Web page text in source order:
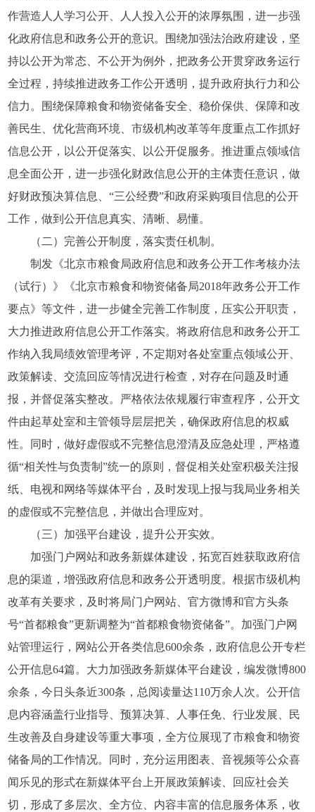
作营造人人学习公开、人人投入公开的浓厚氛围，进一步强
化政府信息和政务公开的意识。围绕加强法治政府建设，坚
持以公开为常态、不公开为例外，把政务公开贯穿政务运行
全过程，持续推进政务工作公开透明，提升政府执行力和公
信力。围绕保障粮食和物资储备安全、稳价保供、保障和改
善民生、优化营商环境、市级机构改革等年度重点工作抓好
信息公开，以公开促落实、以公开促服务。推进重点领域信
息全面公开，进一步强化财政信息公开的主体责任意识，做
好财政预决算信息、“三公经费”和政府采购项目信息的公开
工作，做到公开信息真实、清晰、易懂。
（二）完善公开制度，落实责任机制。
制发《北京市粮食局政府信息和政务公开工作考核办法
（试行）》《北京市粮食和物资储备局2018年政务公开工作
要点》等文件，进一步健全完善工作制度，压实公开职责，
大力推进政府信息公开工作落实。将政府信息和政务公开工
作纳入我局绩效管理考评，不定期对各处室重点领域公开、
政策解读、交流回应等情况进行检查，对存在问题及时通
报，并督促落实整改。严格依法依规履行审查程序，公开文
件由起草处室和主管领导层层把关，确保政府信息的权威
性。同时，做好虚假或不完整信息澄清及应急处理，严格遵
循“相关性与负责制”统一的原则，督促相关处室积极关注报
纸、电视和网络等媒体平台，及时发现上报与我局业务相关
的虚假或不完整信息，并做出合理应对。
（三）加强平台建设，提升公开实效。
加强门户网站和政务新媒体建设，拓宽百姓获取政府信
息的渠道，增强政府信息和政务公开透明度。根据市级机构
改革有关要求，及时将局门户网站、官方微博和官方头条
号“首都粮食”更新调整为“首都粮食物资储备”。加强门户网
站管理运行，网站公开各类信息600余条，政府信息公开专栏
公开信息64篇。大力加强政务新媒体平台建设，编发微博800
余条，今日头条近300条，总阅读量达110万余人次。公开信
息内容涵盖行业指导、预算决算、人事任免、行业发展、民
生改善及自身建设等重大事项，全方位展现了市粮食和物资
储备局的工作情况。同时，充分运用图表、音视频等公众喜
闻乐见的形式在新媒体平台上开展政策解读、回应社会关
切，形成了多层次、全方位、内容丰富的信息服务体系，收